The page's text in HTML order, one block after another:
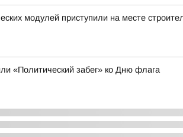
модулей приступили на месте
«Политический забег» ко Дню флага